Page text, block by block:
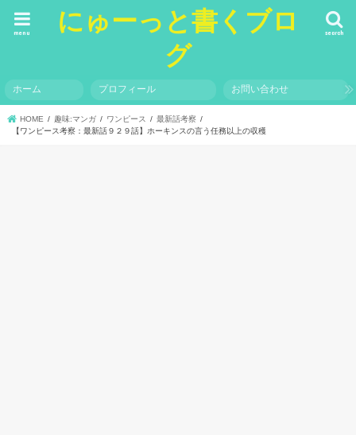
にゅーっと書くブロ
グ
search
menu
ホーム プロフィール お問い合わせ
HOME 趣味:マンガ ワンピース
最新話考察
【ワンピース考察：最新話９２９話】ホーキンスの言う任務以上の収穫